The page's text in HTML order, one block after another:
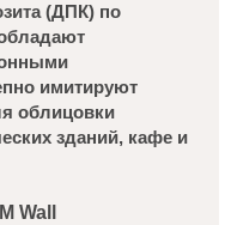
(ДПК) по
имитируют
облицовки
зданий, кафе и
Wall